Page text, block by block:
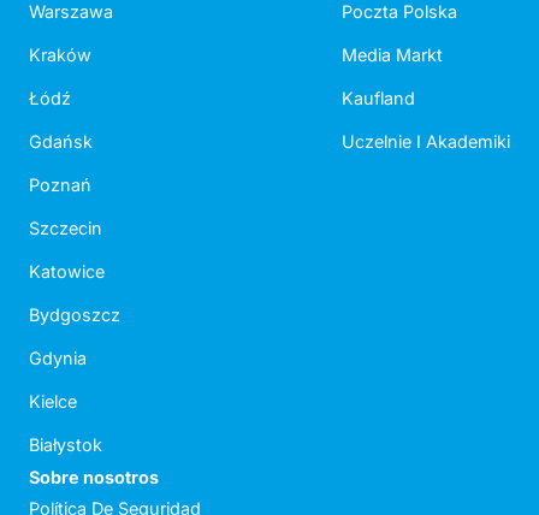
Warszawa
Kraków
Łódź
Gdańsk
Poznań
Szczecin
Katowice
Bydgoszcz
Gdynia
Kielce
Białystok
Poczta Polska
Media Markt
Kaufland
Uczelnie I Akademiki
Sobre nosotros
Política De Seguridad